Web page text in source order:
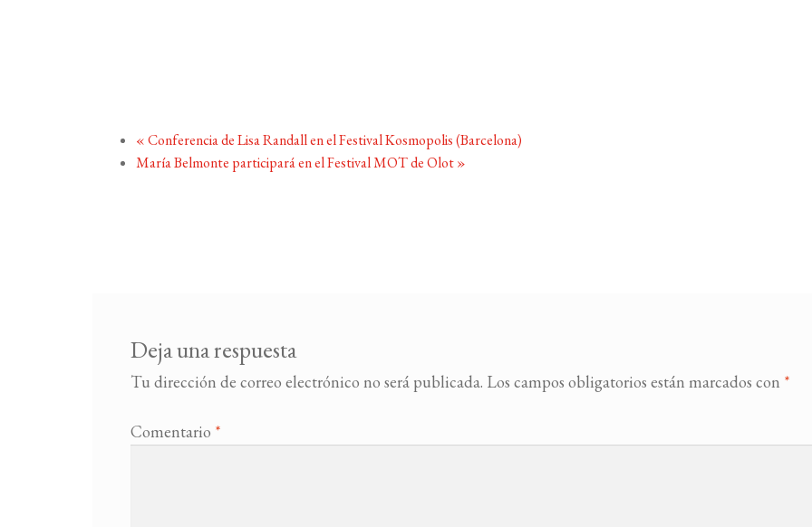
«Conferencia de Lisa Randall en el Festival Kosmopolis (Barcelona)
María Belmonte participará en el Festival MOT de Olot»
Deja una respuesta
Tu dirección de correo electrónico no será publicada. Los campos obligatorios están marcados con *
Comentario *